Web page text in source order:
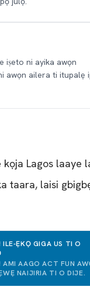
iṣeto ni ayika awọn
awọn ailera ti itupalẹ
Lagos laaye
taara, laisi
ILE-ẸKỌ GIGA US TI O
AMI AAGO ACT FUN
NAIJIRIA TI O DIJE.